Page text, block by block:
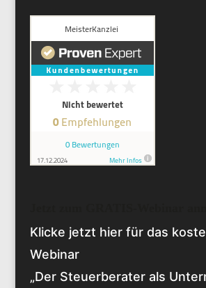
Klicke jetzt hier für das
Webinar
„Der Steuerberater als